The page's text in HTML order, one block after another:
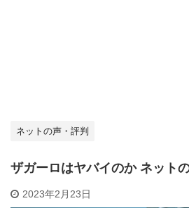
ネットの声・評判
ザガーロはヤバイのか ネット
2023年2月23日